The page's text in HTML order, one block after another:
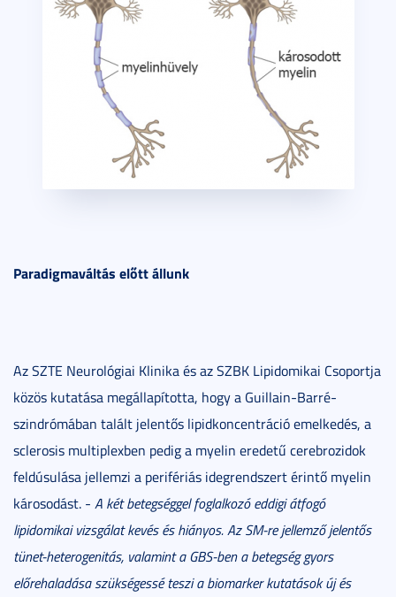
Paradigmaváltás előtt állunk
Az SZTE Neurológiai Klinika és az SZBK Lipidomikai Csoportja
közös kutatása megállapította, hogy a Guillain-Barré-
szindrómában talált jelentős lipidkoncentráció emelkedés, a
sclerosis multiplexben pedig a myelin eredetű cerebrozidok
feldúsulása jellemzi a perifériás idegrendszert érintő myelin
károsodást. - A két betegséggel foglalkozó eddigi átfogó
lipidomikai vizsgálat kevés és hiányos. Az SM-re jellemző jelentős
tünet-heterogenitás, valamint a GBS-ben a betegség gyors
előrehaladása szükségessé teszi a biomarker kutatások új és